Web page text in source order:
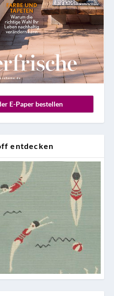
E-Paper bestellen
entdecken